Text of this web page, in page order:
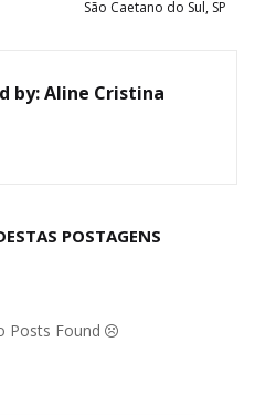
São Caetano do Sul, SP
by:Aline Cristina
POSTAGENS
Posts Found